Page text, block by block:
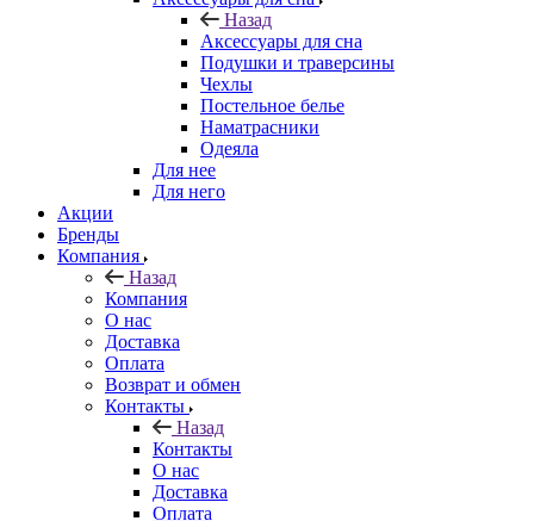
Назад
Аксессуары для сна
Подушки и траверсины
Чехлы
Постельное белье
Наматрасники
Одеяла
Для нее
Для него
Акции
Бренды
Компания
Назад
Компания
О нас
Доставка
Оплата
Возврат и обмен
Контакты
Назад
Контакты
О нас
Доставка
Оплата